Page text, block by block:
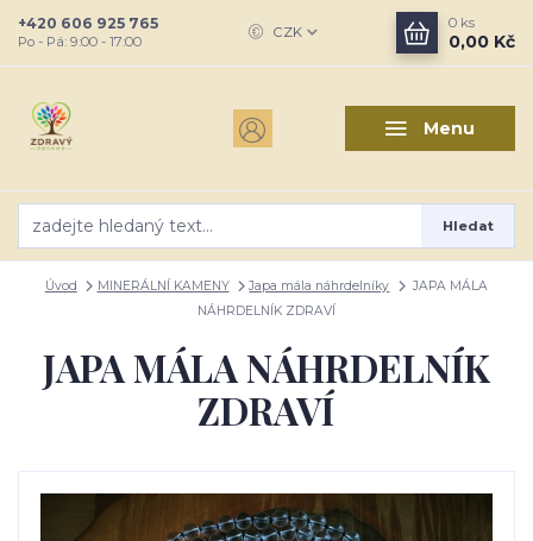
Menu
CZK
Hledat
+420 606 925 765
Po - Pá: 9:00 - 17:00
0 ks
0,00 Kč
Úvod MINERÁLNÍ KAMENY Japa mála náhrdelníky
JAPA MÁLA
NÁHRDELNÍK ZDRAVÍ
JAPA MÁLA NÁHRDELNÍK
ZDRAVÍ